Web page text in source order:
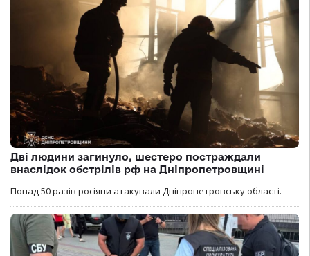
Дві людини загинуло, шестеро постраждали
внаслідок обстрілів рф на Дніпропетровщині
Понад 50 разів росіяни атакували Дніпропетровську області.